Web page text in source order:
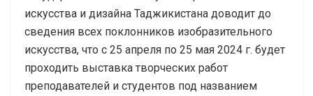
искусства и дизайна Таджикистана доводит до
сведения всех поклонников изобразительного
искусства, что с 25 апреля по 25 мая 2024 г. будет
проходить выставка творческих работ
преподавателей и студентов под названием